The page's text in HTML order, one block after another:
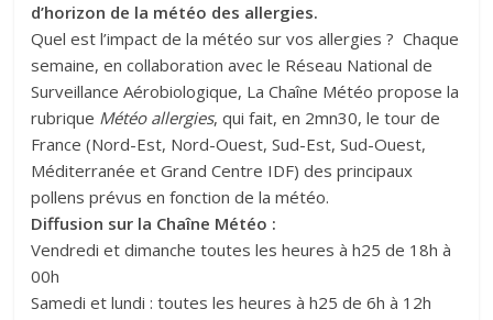
d’horizon de la météo des allergies.
Quel est l’impact de la météo sur vos allergies ? Chaque
semaine, en collaboration avec le Réseau National de
Surveillance Aérobiologique, La Chaîne Météo propose la
rubrique Météo allergies, qui fait, en 2mn30, le tour de
France (Nord-Est, Nord-Ouest, Sud-Est, Sud-Ouest,
Méditerranée et Grand Centre IDF) des principaux
pollens prévus en fonction de la météo.
Diffusion sur la Chaîne Météo :
Vendredi et dimanche toutes les heures à h25 de 18h à
00h
Samedi et lundi : toutes les heures à h25 de 6h à 12h